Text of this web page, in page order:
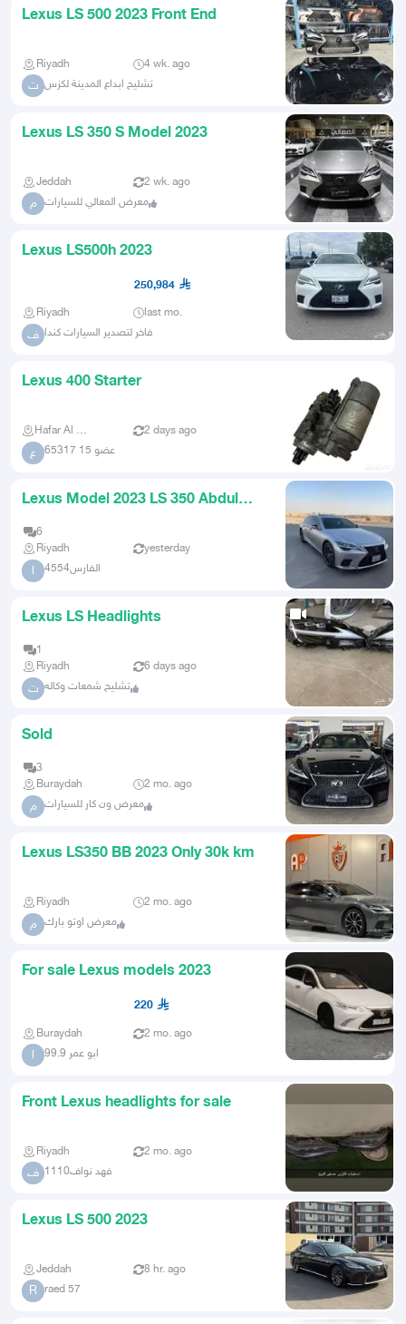
Lexus LS 500 2023 Front End
Riyadh 4 wk. ago
ت تشليح ابداع المدينة لكزس
Lexus LS 350 S Model 2023
Jeddah 2 wk. ago
م معرض المعالي للسيارات
Lexus LS500h 2023
250,984
Riyadh last mo.
ف فاخر لتصدير السيارات كندا
Lexus 400 Starter
Hafar Al Batin 2 days ago
ع عضو 15 65317
Lexus Model 2023 LS 350 Abdul
6
Riyadh
yesterday
ا الفارس4554
Lexus LS Headlights
1
Riyadh
6 days ago
ت تشليح شمعات وكاله
Sold
3
Buraydah
2 mo. ago
م معرض ون كار للسيارات
Lexus LS350 BB 2023 Only 30k km
Riyadh 2 mo. ago
م معرض اوتو بارك
For sale Lexus models 2023
220
Buraydah 2 mo. ago
ا ابو عمر 99.9
Front Lexus headlights for sale
Riyadh 2 mo. ago
ف فهد نواف1110
Lexus LS 500 2023
Jeddah 8 hr. ago
R raed 57